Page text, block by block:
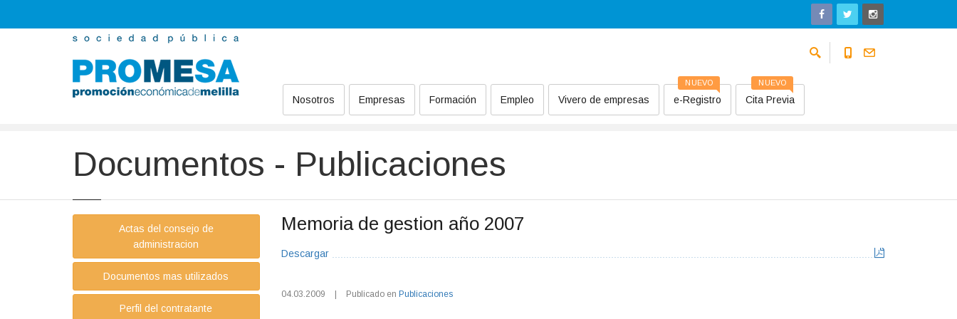
Nosotros Empresas Formación Empleo Vivero de empresas e-Registro
NUEVO
Cita Previa
NUEVO
Documentos - Publicaciones
Memoria de gestion año 2007
Descargar
04.03.2009 Publicado en Publicaciones
Actas del consejo de
administracion
Documentos mas utilizados
Perfil del contratante